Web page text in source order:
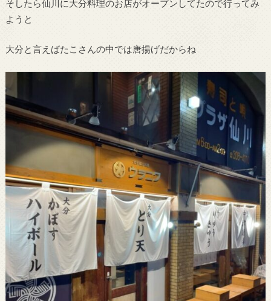
そしたら仙川に大分料理のお店がオープンしてたので行ってみ
ようと
大分と言えばたこさんの中では唐揚げだからね